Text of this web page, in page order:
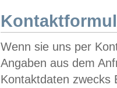
Wenn sie uns per
Angaben aus dem
Kontaktdaten zwecks